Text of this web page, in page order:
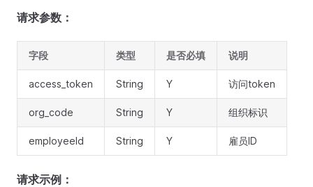
请求参数：
字段 类型 是否必填 说明
access_token String Y 访问token
org_code String Y 组织标识
employeeId String Y 雇员ID
请求示例：